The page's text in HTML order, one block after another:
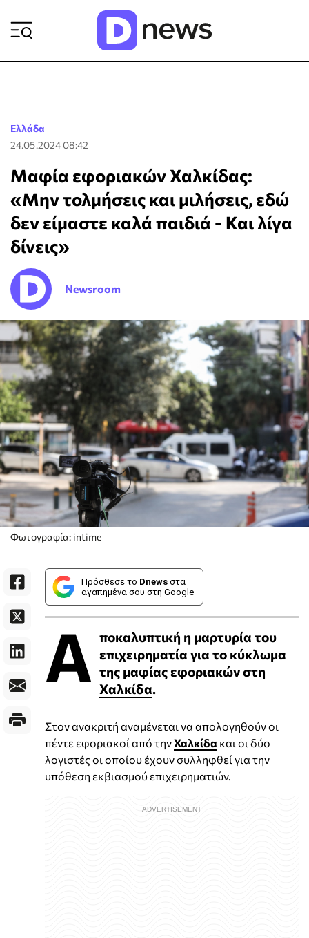
Ελλάδα
24.05.2024 08:42
Μαφία εφοριακών Χαλκίδας:
«Μην τολμήσεις και μιλήσεις, εδώ
δεν είμαστε καλά παιδιά - Και λίγα
δίνεις»
Newsroom
Φωτογραφία: intime
Πρόσθεσε το Dnews στα
αγαπημένα σου στη Google
Α ποκαλυπτική η μαρτυρία του
επιχειρηματία για το κύκλωμα
της μαφίας εφοριακών στη
Χαλκίδα.
Στον ανακριτή αναμένεται να απολογηθούν οι
πέντε εφοριακοί από τηνΧαλκίδα και οι δύο
λογιστές οι οποίου έχουν συλληφθεί για την
υπόθεση εκβιασμού επιχειρηματιών.